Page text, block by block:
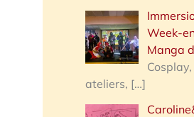
:
Week-
Manga
ateliers, […]